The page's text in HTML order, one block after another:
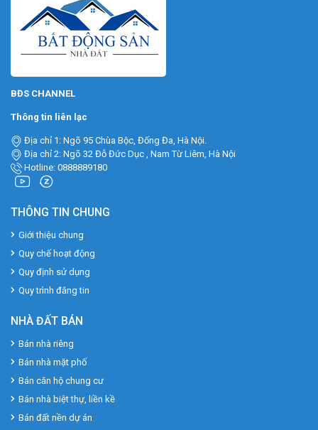
BĐS CHANNEL
Thông tin liên lạc
Địa chỉ 1: Ngõ 95 Chùa Bộc, Đống Đa, Hà Nội.
Địa chỉ 2: Ngõ 32 Đỗ Đức Dục , Nam Từ Liêm, Hà Nội
Hotline: 0888889180
THÔNG TIN CHUNG
Giới thiệu chung
Quy chế hoạt động
Quy định sử dụng
Quy trình đăng tin
NHÀ ĐẤT BÁN
Bán nhà riêng
Bán nhà mặt phố
Bán căn hộ chung cư
Bán nhà biệt thự, liền kề
Bán đất nền dự án